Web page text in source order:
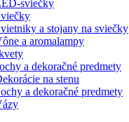
LED-sviečky
a stojany na sviečky
a aromalampy
a dekoračné predmety
na stenu
a dekoračné predmety